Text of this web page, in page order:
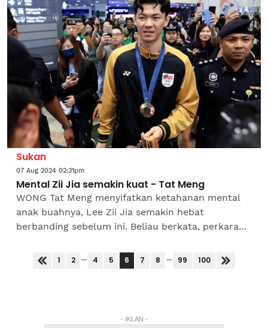
Sukan
07 Aug 2024 02:31pm
Mental Zii Jia semakin kuat - Tat Meng
WONG Tat Meng menyifatkan ketahanan mental
anak buahnya, Lee Zii Jia semakin hebat
berbanding sebelum ini. Beliau berkata, perkara
apabila Zii Jia...
1 2 ... 4 5 6 7 8 ... 99 100
- IKLAN -